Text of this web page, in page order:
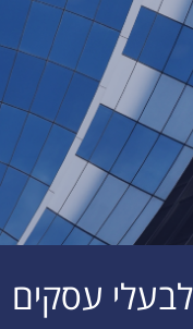
עסקים